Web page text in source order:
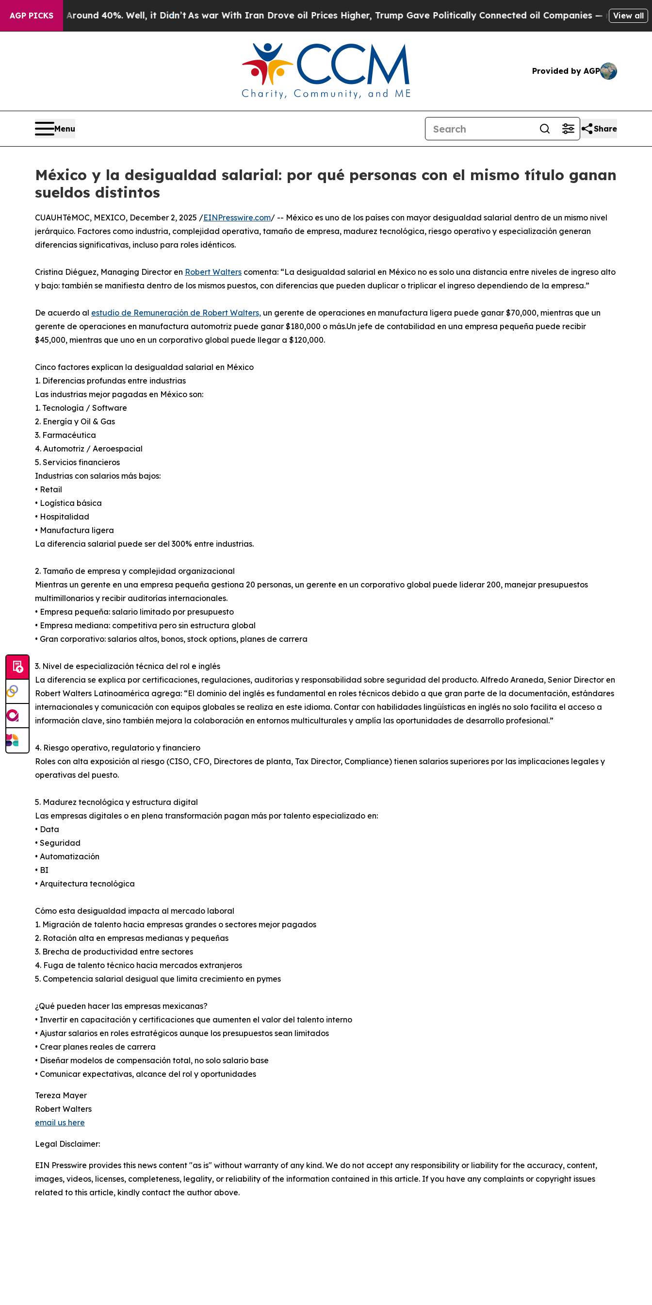
AGP PICKS
Around 40%. Well, it Didn’tAs war With Iran Drove oil Prices Higher, Trump Gave Politically Connected oil Companies — not Taxpayers —
View all
Provided by AGP
Menu Share
México y la desigualdad salarial: por qué personas con el mismo título ganan
sueldos distintos
CUAUHTéMOC, MEXICO, December 2, 2025 /EINPresswire.com/ -- México es uno de los países con mayor desigualdad salarial dentro de un mismo nivel
jerárquico. Factores como industria, complejidad operativa, tamaño de empresa, madurez tecnológica, riesgo operativo y especialización generan
diferencias significativas, incluso para roles idénticos.
Cristina Diéguez, Managing Director en Robert Walters comenta: “La desigualdad salarial en México no es solo una distancia entre niveles de ingreso alto
y bajo: también se manifiesta dentro de los mismos puestos, con diferencias que pueden duplicar o triplicar el ingreso dependiendo de la empresa.”
De acuerdo al estudio de Remuneración de Robert Walters, un gerente de operaciones en manufactura ligera puede ganar $70,000, mientras que un
gerente de operaciones en manufactura automotriz puede ganar $180,000 o más.Un jefe de contabilidad en una empresa pequeña puede recibir
$45,000, mientras que uno en un corporativo global puede llegar a $120,000.
Cinco factores explican la desigualdad salarial en México
1. Diferencias profundas entre industrias
Las industrias mejor pagadas en México son:
1. Tecnología / Software
2. Energía y Oil & Gas
3. Farmacéutica
4. Automotriz / Aeroespacial
5. Servicios financieros
Industrias con salarios más bajos:
• Retail
• Logística básica
• Hospitalidad
• Manufactura ligera
La diferencia salarial puede ser del 300% entre industrias.
2. Tamaño de empresa y complejidad organizacional
Mientras un gerente en una empresa pequeña gestiona 20 personas, un gerente en un corporativo global puede liderar 200, manejar presupuestos
multimillonarios y recibir auditorías internacionales.
• Empresa pequeña: salario limitado por presupuesto
• Empresa mediana: competitiva pero sin estructura global
• Gran corporativo: salarios altos, bonos, stock options, planes de carrera
3. Nivel de especialización técnica del rol e inglés
La diferencia se explica por certificaciones, regulaciones, auditorías y responsabilidad sobre seguridad del producto. Alfredo Araneda, Senior Director en
Robert Walters Latinoamérica agrega: “El dominio del inglés es fundamental en roles técnicos debido a que gran parte de la documentación, estándares
internacionales y comunicación con equipos globales se realiza en este idioma. Contar con habilidades lingüísticas en inglés no solo facilita el acceso a
información clave, sino también mejora la colaboración en entornos multiculturales y amplía las oportunidades de desarrollo profesional.”
4. Riesgo operativo, regulatorio y financiero
Roles con alta exposición al riesgo (CISO, CFO, Directores de planta, Tax Director, Compliance) tienen salarios superiores por las implicaciones legales y
operativas del puesto.
5. Madurez tecnológica y estructura digital
Las empresas digitales o en plena transformación pagan más por talento especializado en:
• Data
• Seguridad
• Automatización
• BI
• Arquitectura tecnológica
Cómo esta desigualdad impacta al mercado laboral
1. Migración de talento hacia empresas grandes o sectores mejor pagados
2. Rotación alta en empresas medianas y pequeñas
3. Brecha de productividad entre sectores
4. Fuga de talento técnico hacia mercados extranjeros
5. Competencia salarial desigual que limita crecimiento en pymes
¿Qué pueden hacer las empresas mexicanas?
• Invertir en capacitación y certificaciones que aumenten el valor del talento interno
• Ajustar salarios en roles estratégicos aunque los presupuestos sean limitados
• Crear planes reales de carrera
• Diseñar modelos de compensación total, no solo salario base
• Comunicar expectativas, alcance del rol y oportunidades
Tereza Mayer
Robert Walters
email us here
Legal Disclaimer:
EIN Presswire provides this news content "as is" without warranty of any kind. We do not accept any responsibility or liability for the accuracy, content,
images, videos, licenses, completeness, legality, or reliability of the information contained in this article. If you have any complaints or copyright issues
related to this article, kindly contact the author above.